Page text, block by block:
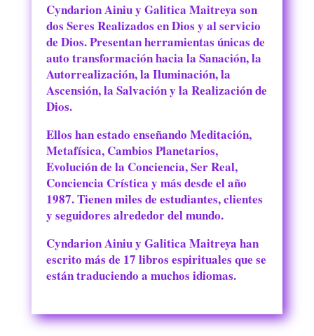
Cyndarion Ainiu y Galitica Maitreya son
dos Seres Realizados en Dios y al servicio
de Dios. Presentan herramientas únicas de
auto transformación hacia la Sanación, la
Autorrealización, la Iluminación, la
Ascensión, la Salvación y la Realización de
Dios.
Ellos han estado enseñando Meditación,
Metafísica, Cambios Planetarios,
Evolución de la Conciencia, Ser Real,
Conciencia Crística y más desde el año
1987. Tienen miles de estudiantes, clientes
y seguidores alrededor del mundo.
Cyndarion Ainiu y Galitica Maitreya han
escrito más de 17 libros espirituales que se
están traduciendo a muchos idiomas.